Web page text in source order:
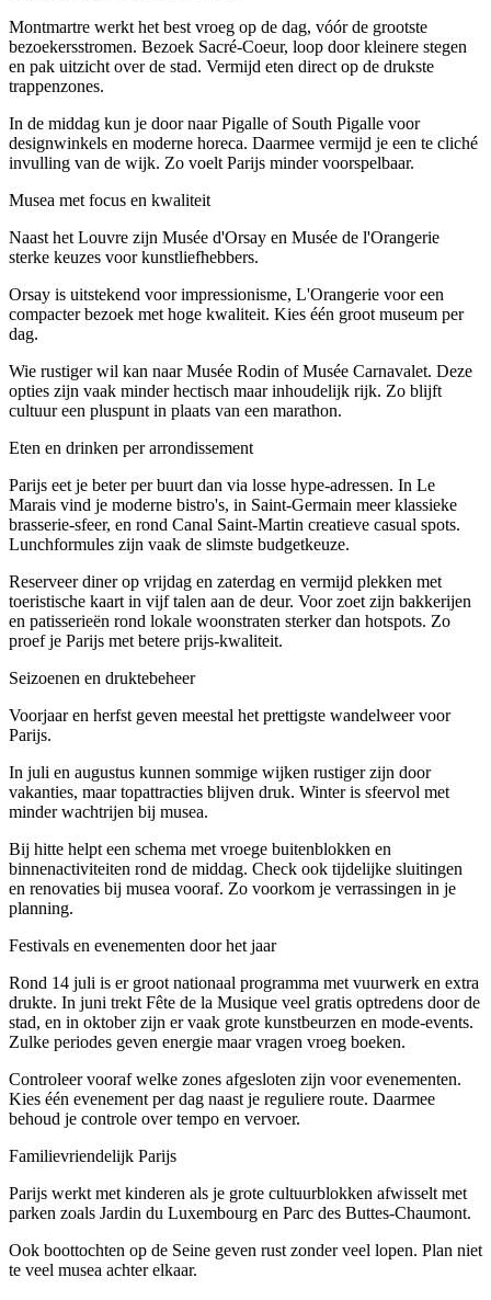
Montmartre werkt het best vroeg op de dag, vóór de grootste
bezoekersstromen. Bezoek Sacré-Coeur, loop door kleinere stegen
en pak uitzicht over de stad. Vermijd eten direct op de drukste
trappenzones.
In de middag kun je door naar Pigalle of South Pigalle voor
designwinkels en moderne horeca. Daarmee vermijd je een te cliché
invulling van de wijk. Zo voelt Parijs minder voorspelbaar.
Musea met focus en kwaliteit
Naast het Louvre zijn Musée d'Orsay en Musée de l'Orangerie
sterke keuzes voor kunstliefhebbers.
Orsay is uitstekend voor impressionisme, L'Orangerie voor een
compacter bezoek met hoge kwaliteit. Kies één groot museum per
dag.
Wie rustiger wil kan naar Musée Rodin of Musée Carnavalet. Deze
opties zijn vaak minder hectisch maar inhoudelijk rijk. Zo blijft
cultuur een pluspunt in plaats van een marathon.
Eten en drinken per arrondissement
Parijs eet je beter per buurt dan via losse hype-adressen. In Le
Marais vind je moderne bistro's, in Saint-Germain meer klassieke
brasserie-sfeer, en rond Canal Saint-Martin creatieve casual spots.
Lunchformules zijn vaak de slimste budgetkeuze.
Reserveer diner op vrijdag en zaterdag en vermijd plekken met
toeristische kaart in vijf talen aan de deur. Voor zoet zijn bakkerijen
en patisserieën rond lokale woonstraten sterker dan hotspots. Zo
proef je Parijs met betere prijs-kwaliteit.
Seizoenen en druktebeheer
Voorjaar en herfst geven meestal het prettigste wandelweer voor
Parijs.
In juli en augustus kunnen sommige wijken rustiger zijn door
vakanties, maar topattracties blijven druk. Winter is sfeervol met
minder wachtrijen bij musea.
Bij hitte helpt een schema met vroege buitenblokken en
binnenactiviteiten rond de middag. Check ook tijdelijke sluitingen
en renovaties bij musea vooraf. Zo voorkom je verrassingen in je
planning.
Festivals en evenementen door het jaar
Rond 14 juli is er groot nationaal programma met vuurwerk en extra
drukte. In juni trekt Fête de la Musique veel gratis optredens door de
stad, en in oktober zijn er vaak grote kunstbeurzen en mode-events.
Zulke periodes geven energie maar vragen vroeg boeken.
Controleer vooraf welke zones afgesloten zijn voor evenementen.
Kies één evenement per dag naast je reguliere route. Daarmee
behoud je controle over tempo en vervoer.
Familievriendelijk Parijs
Parijs werkt met kinderen als je grote cultuurblokken afwisselt met
parken zoals Jardin du Luxembourg en Parc des Buttes-Chaumont.
Ook boottochten op de Seine geven rust zonder veel lopen. Plan niet
te veel musea achter elkaar.